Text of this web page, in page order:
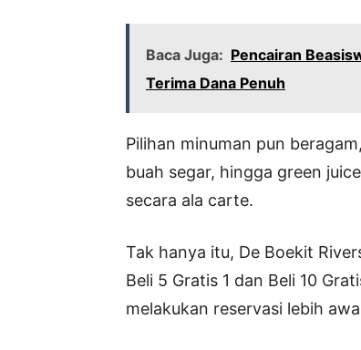
Baca Juga: Pencairan
Terima Dana Penuh
Pilihan minuman pun
buah segar, hingga green
secara ala carte.
Tak hanya itu, De Boekit
Beli 5 Gratis 1 dan Beli 10
melakukan reservasi lebih